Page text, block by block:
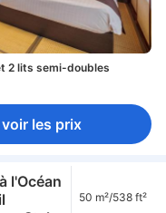
2 lits semi-doubles
les prix
l'Océan
50 m²/538 ft²